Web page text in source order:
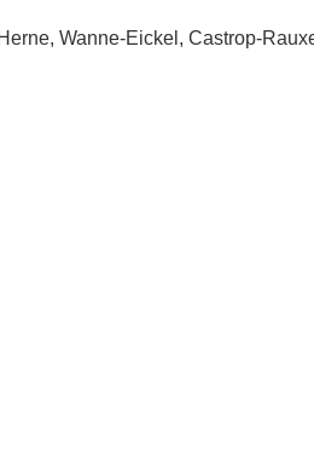
Wanne-Eickel, Castrop-